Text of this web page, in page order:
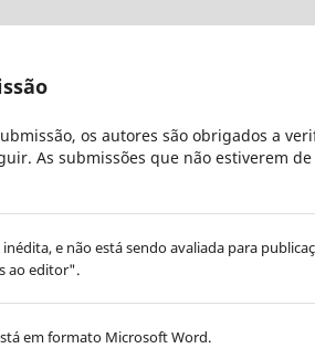
os autores são obrigados a
As submissões que não estiverem
e não está sendo avaliada para
ao editor".
em formato Microsoft Word.